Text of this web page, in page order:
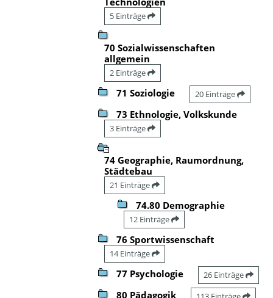
5 Einträge
70 Sozialwissenschaften
allgemein
2 Einträge
71 Soziologie 20 Einträge
73 Ethnologie, Volkskunde
3 Einträge
74 Geographie, Raumordnung,
Städtebau
21 Einträge
74.80 Demographie
12 Einträge
76 Sportwissenschaft
14 Einträge
77 Psychologie 26 Einträge
80 Pädagogik